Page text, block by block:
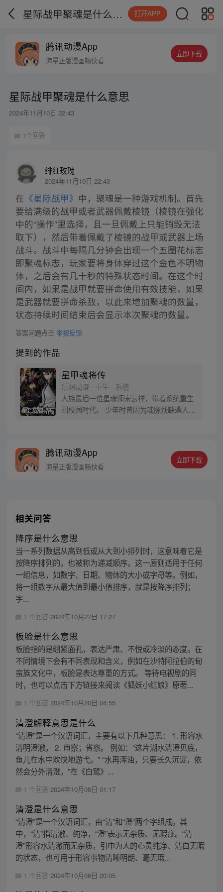
星际战甲聚魂是什么意思 打开APP
腾讯动漫App
海量正版漫画畅快看
立即下载
星际战甲聚魂是什么意思
2024年11月10日 22:43
1个回答
绯红玫瑰
2024年11月10日 22:43
在 《星际战甲》 中，聚魂是一种游戏机制。首先
要给满级的战甲或者武器佩戴棱镜（棱镜在强化
中的“操作”里选择，且一旦佩戴上只能销毁无法
取下），然后带着佩戴了棱镜的战甲或武器上场
战斗。战斗中每隔几分钟会出现一个五圈花标志
即聚魂标志，玩家要将身体穿过这个金色不明物
体，之后会有几十秒的特殊状态时间。在这个时
间内，如果是战甲就要拼命使用有效技能，如果
是武器就要拼命杀敌，以此来增加聚魂的数量，
状态持续时间结束后会显示本次聚魂的数量。
答案问题点击 举报反馈
提到的作品
星甲魂将传
乐想动漫 · 重生 · 系统
人族最后一位星魂师宋云祥，带着系统重生
回校园时代。 少年时曾因为魂脉残缺遭人白
从此一路开挂造机甲打怪兽… 曾经后悔的
事，曾经错过的人，这一次将不留遗憾。
腾讯动漫App
海量正版漫画畅快看
立即下载
相关问答
降序是什么意思
当一系列数据从高到低或从大到小排列时，这意味着它是
按降序排列的，也被称为递减顺序。这一原则适用于任何
一组信息，如数字、日期、物体的大小或字母等。例如，
将一组数字从最大值到最小值排序，就是按降序排列；
字...
1 个回答 2024年10月27日 17:27
板脸是什么意思
板脸指的是绷紧面孔，表达严肃、不悦或冷淡的态度。在
不同情境下会有不同表现和含义，例如在沙特阿拉伯的甸
蛮族文化中，板脸是表达尊重的方式。 等待电视剧的同
时，也可以点击下方链接来阅读《狐妖小红娘》原著...
1 个回答 2024年10月20日 04:55
清澄解释意思是什么
“清澄”是一个汉语词汇，主要有以下几种意思： 1. 形容水
清明澄澈。 2. 审察；省察。 例如：“这片湖水清澄见底，
鱼儿在水中欢快地游弋。” “水再浑浊，只要长久沉淀，依
然会分外清澄。”在《白鹭》...
1 个回答 2024年10月08日 01:17
清澄是什么意思
“清澄”是一个汉语词汇，由“清”和“澄”两个字组成。其
中，“清”指清澈、纯净，“澄”表示无杂质、无瑕疵。“清
澄”形容水清澈而无杂质，引申为人的心灵纯净、清白无暇
的状态，也可用于形容事物清晰明朗、毫无瑕...
1 个回答 2024年10月06日 20:05